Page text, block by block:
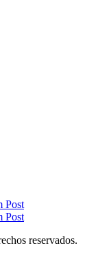
reservados.